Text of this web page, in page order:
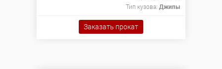
Тип кузова: Джипы
Заказать прокат